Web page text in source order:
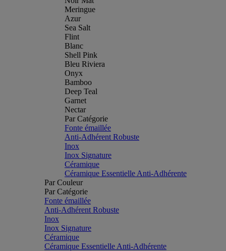
Meringue
Azur
Sea Salt
Flint
Blanc
Shell Pink
Bleu Riviera
Onyx
Bamboo
Deep Teal
Garnet
Nectar
Par Catégorie
Fonte émaillée
Anti-Adhérent Robuste
Inox
Inox Signature
Céramique
Céramique Essentielle Anti-Adhérente
Par Couleur
Par Catégorie
Fonte émaillée
Anti-Adhérent Robuste
Inox
Inox Signature
Céramique
Céramique Essentielle Anti-Adhérente